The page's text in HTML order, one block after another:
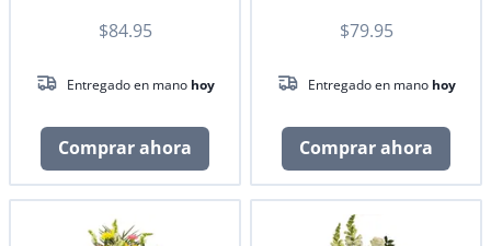
$84.95
Entregado en mano hoy
Comprar ahora
$79.95
Entregado en mano hoy
Comprar ahora